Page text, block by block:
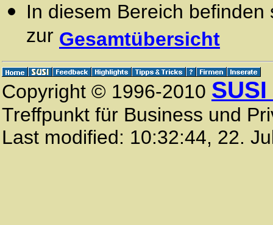
In diesem Bereich
zur Gesamtübersicht
Copyright © 1996-2010 SUSI
Treffpunkt für Business und
Last modified: 10:32:44, 22.